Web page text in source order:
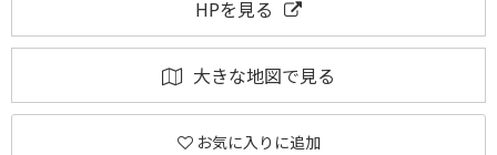
HPを見る
大きな地図で見る
お気に入りに追加